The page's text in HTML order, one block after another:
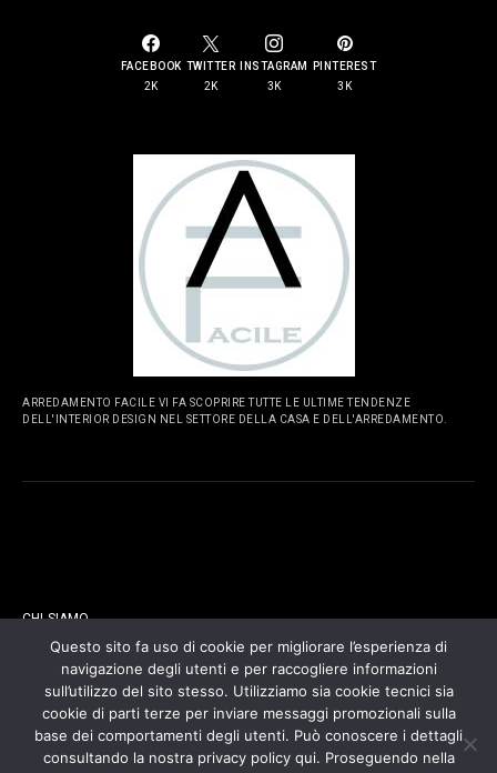
FACEBOOK
2K
TWITTER
2K
INSTAGRAM
3K
PINTEREST
3K
ARREDAMENTO FACILE VI FA SCOPRIRE TUTTE LE ULTIME TENDENZE
DELL'INTERIOR DESIGN NEL SETTORE DELLA CASA E DELL'ARREDAMENTO.
CHI SIAMO
CONTATTI
COOKIES POLICY
Questo sito fa uso di cookie per migliorare l’esperienza di
navigazione degli utenti e per raccogliere informazioni
sull’utilizzo del sito stesso. Utilizziamo sia cookie tecnici sia
cookie di parti terze per inviare messaggi promozionali sulla
base dei comportamenti degli utenti. Può conoscere i dettagli
consultando la nostra privacy policy qui. Proseguendo nella